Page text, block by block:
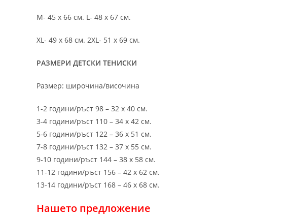
M- 45 х 66 см. L- 48 х 67 см.
XL- 49 х 68 см. 2XL- 51 х 69 см.
РАЗМЕРИ ДЕТСКИ ТЕНИСКИ
Размер: широчина/височина
1-2 години/ръст 98 – 32 х 40 см.
3-4 години/ръст 110 – 34 х 42 см.
5-6 години/ръст 122 – 36 х 51 см.
7-8 години/ръст 132 – 37 х 55 см.
9-10 години/ръст 144 – 38 х 58 см.
11-12 години/ръст 156 – 42 x 62 см.
13-14 години/ръст 168 – 46 х 68 см.
Нашето предложение